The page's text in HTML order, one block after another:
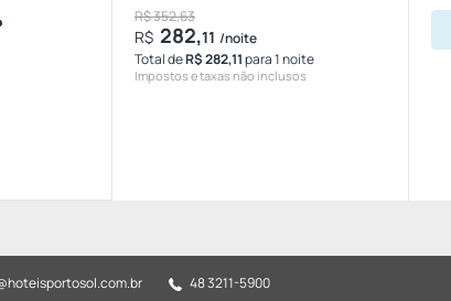
R$ 352,63
R$ 282,11 /noite
Total deR$ 282,11para 1 noite
Impostos e taxas não inclusos
48 3211-5900